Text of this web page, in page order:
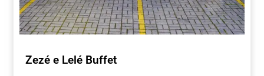
Zezé e Lelé Buffet